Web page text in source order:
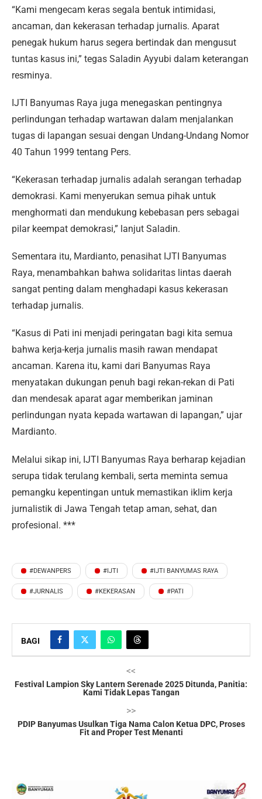
“Kami mengecam keras segala bentuk intimidasi,
ancaman, dan kekerasan terhadap jurnalis. Aparat
penegak hukum harus segera bertindak dan mengusut
tuntas kasus ini,” tegas Saladin Ayyubi dalam keterangan
resminya.
IJTI Banyumas Raya juga menegaskan pentingnya
perlindungan terhadap wartawan dalam menjalankan
tugas di lapangan sesuai dengan Undang-Undang Nomor
40 Tahun 1999 tentang Pers.
“Kekerasan terhadap jurnalis adalah serangan terhadap
demokrasi. Kami menyerukan semua pihak untuk
menghormati dan mendukung kebebasan pers sebagai
pilar keempat demokrasi,” lanjut Saladin.
Sementara itu, Mardianto, penasihat IJTI Banyumas
Raya, menambahkan bahwa solidaritas lintas daerah
sangat penting dalam menghadapi kasus kekerasan
terhadap jurnalis.
“Kasus di Pati ini menjadi peringatan bagi kita semua
bahwa kerja-kerja jurnalis masih rawan mendapat
ancaman. Karena itu, kami dari Banyumas Raya
menyatakan dukungan penuh bagi rekan-rekan di Pati
dan mendesak aparat agar memberikan jaminan
perlindungan nyata kepada wartawan di lapangan,” ujar
Mardianto.
Melalui sikap ini, IJTI Banyumas Raya berharap kejadian
serupa tidak terulang kembali, serta meminta semua
pemangku kepentingan untuk memastikan iklim kerja
jurnalistik di Jawa Tengah tetap aman, sehat, dan
profesional. ***
#DEWANPERS #IJTI #IJTI BANYUMAS RAYA
#JURNALIS #KEKERASAN #PATI
BAGI
<<
Festival Lampion Sky Lantern Serenade 2025 Ditunda, Panitia:
Kami Tidak Lepas Tangan
>>
PDIP Banyumas Usulkan Tiga Nama Calon Ketua DPC, Proses
Fit and Proper Test Menanti